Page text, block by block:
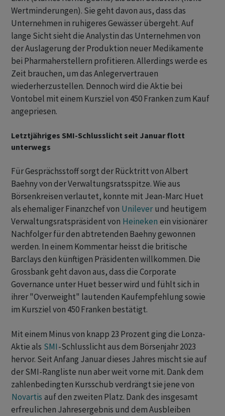
Wertminderungen). Sie geht davon aus, dass das
Unternehmen in ruhigeres Gewässer übergeht. Auf
lange Sicht sieht die Analystin das Unternehmen von
der Auslagerung der Produktion neuer Medikamente
bei Pharmaherstellern profitieren. Allerdings werde es
Zeit brauchen, um das Anlegervertrauen
wiederherzustellen. Dennoch wird die Aktie bei
Vontobel mit einem Kursziel von 450 Franken zum Kauf
angepriesen.
Letztjähriges SMI-Schlusslicht seit Januar flott
unterwegs
Für Gesprächsstoff sorgt der Rücktritt von Albert
Baehny von der Verwaltungsratsspitze. Wie aus
Börsenkreisen verlautet, konnte mit Jean-Marc Huet
als ehemaliger Finanzchef von Unilever und heutigem
Verwaltungsratspräsident von Heineken ein visionärer
Nachfolger für den abtretenden Baehny gewonnen
werden. In einem Kommentar heisst die britische
Barclays den künftigen Präsidenten willkommen. Die
Grossbank geht davon aus, dass die Corporate
Governance unter Huet besser wird und fühlt sich in
ihrer "Overweight" lautenden Kaufempfehlung sowie
im Kursziel von 450 Franken bestätigt.
Mit einem Minus von knapp 23 Prozent ging die Lonza-
Aktie als SMI-Schlusslicht aus dem Börsenjahr 2023
hervor. Seit Anfang Januar dieses Jahres mischt sie auf
der SMI-Rangliste nun aber weit vorne mit. Dank dem
zahlenbedingten Kursschub verdrängt sie jene von
Novartis auf den zweiten Platz. Dank des insgesamt
erfreulichen Jahresergebnis und dem Ausbleiben